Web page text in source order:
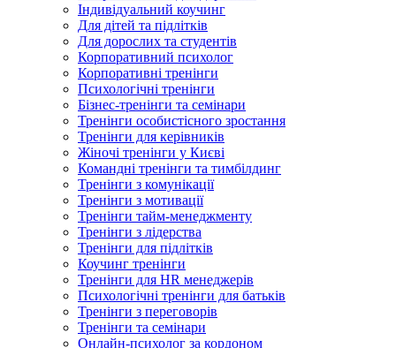
Індивідуальний коучинг
Для дітей та підлітків
Для дорослих та студентів
Корпоративний психолог
Корпоративні тренінги
Психологічні тренінги
Бізнес-тренінги та семінари
Тренінги особистісного зростання
Тренінги для керівників
Жіночі тренінги у Києві
Командні тренінги та тимбілдинг
Тренінги з комунікації
Тренінги з мотивації
Тренінги тайм-менеджменту
Тренінги з лідерства
Тренінги для підлітків
Коучинг тренінги
Тренінги для HR менеджерів
Психологічні тренінги для батьків
Тренінги з переговорів
Тренінги та семінари
Онлайн-психолог за кордоном